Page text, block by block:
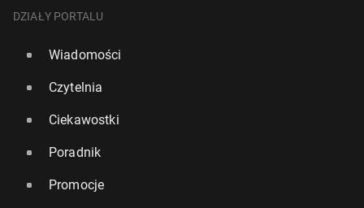
DZIAŁY PORTALU
Wiadomości
Czytelnia
Ciekawostki
Poradnik
Promocje